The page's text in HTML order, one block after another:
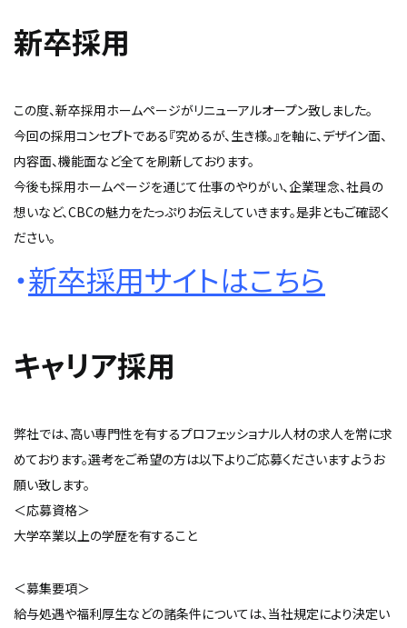
新卒採用
この度、新卒採用ホームページがリニューアルオープン致しました。
今回の採用コンセプトである『究めるが、生き様。』を軸に、デザイン面、
内容面、機能面など全てを刷新しております。
今後も採用ホームページを通じて仕事のやりがい、企業理念、社員の
想いなど、CBCの魅力をたっぷりお伝えしていきます。是非ともご確認く
ださい。
・新卒採用サイトはこちら
キャリア採用
弊社では、高い専門性を有するプロフェッショナル人材の求人を常に求
めております。選考をご希望の方は以下よりご応募くださいますようお
願い致します。
＜応募資格＞
大学卒業以上の学歴を有すること
＜募集要項＞
給与処遇や福利厚生などの諸条件については、当社規定により決定い